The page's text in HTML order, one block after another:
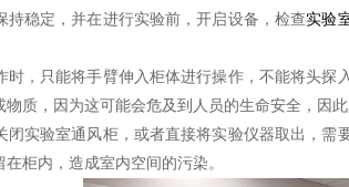
稳定，并在进行实验前，开启设备，检查实验
只能将手臂伸入柜体进行操作，不能将头探
质，因为这可能会危及到人员的生命安全，因
验室通风柜，或者直接将实验仪器取出，需
柜内，造成室内空间的污染。